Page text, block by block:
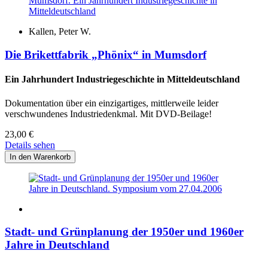
Kallen, Peter W.
Die Brikettfabrik „Phönix“ in Mumsdorf
Ein Jahrhundert Industriegeschichte in Mitteldeutschland
Dokumentation über ein einzigartiges, mittlerweile leider
verschwundenes Industriedenkmal. Mit DVD-Beilage!
23,00 €
Details sehen
Stadt- und Grünplanung der 1950er und 1960er
Jahre in Deutschland